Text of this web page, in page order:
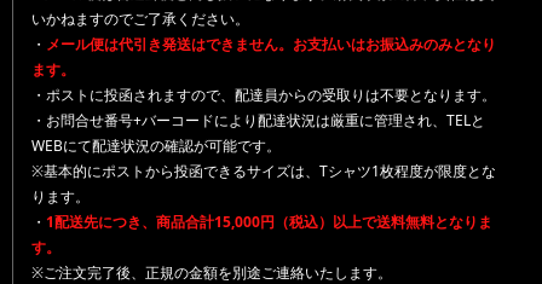
いかねますのでご了承ください。
・ メール便は代引き発送はできません。お支払いはお振込みのみとなり
ます。
・ポストに投函されますので、配達員からの受取りは不要となります。
・お問合せ番号+バーコードにより配達状況は厳重に管理され、TELと
WEBにて配達状況の確認が可能です。
※基本的にポストから投函できるサイズは、Tシャツ1枚程度が限度とな
ります。
・ 1配送先につき、商品合計15,000円（税込）以上で送料無料となりま
す。
※ご注文完了後、正規の金額を別途ご連絡いたします。